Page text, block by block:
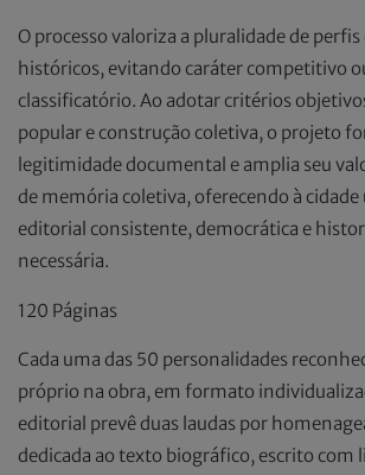
O processo valoriza a pluralidade de
históricos, evitando caráter competitivo
classificatório. Ao adotar critérios
popular e construção coletiva, o projeto
legitimidade documental e amplia seu
de memória coletiva, oferecendo à
editorial consistente, democrática e
necessária.
120 Páginas
Cada uma das 50 personalidades
próprio na obra, em formato
editorial prevê duas laudas por
dedicada ao texto biográfico, escrito com